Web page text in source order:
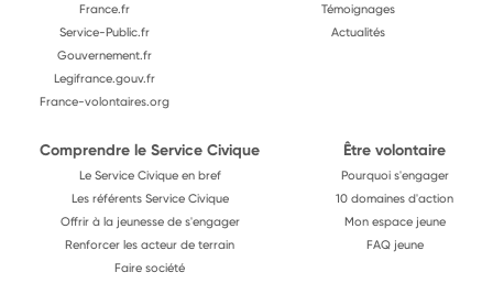
France.fr
Service-Public.fr
Gouvernement.fr
Legifrance.gouv.fr
France-volontaires.org
Témoignages
Actualités
Comprendre le Service Civique
Le Service Civique en bref
Les référents Service Civique
Offrir à la jeunesse de s'engager
Renforcer les acteur de terrain
Faire société
Être volontaire
Pourquoi s'engager
10 domaines d'action
Mon espace jeune
FAQ jeune